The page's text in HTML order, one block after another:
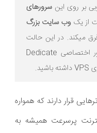
بر روی این سرورهای
از یک وب سایت بزرگ
میکند. در این حالت
ممکن است شما نیاز به یک سرور اختصاصی Dedicate
قرار دارند که همواره
پرسرعت همیشه به